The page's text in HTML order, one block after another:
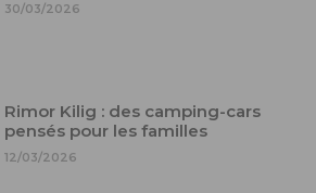
30/03/2026
Rimor Kilig : des camping-cars
pensés pour les familles
12/03/2026